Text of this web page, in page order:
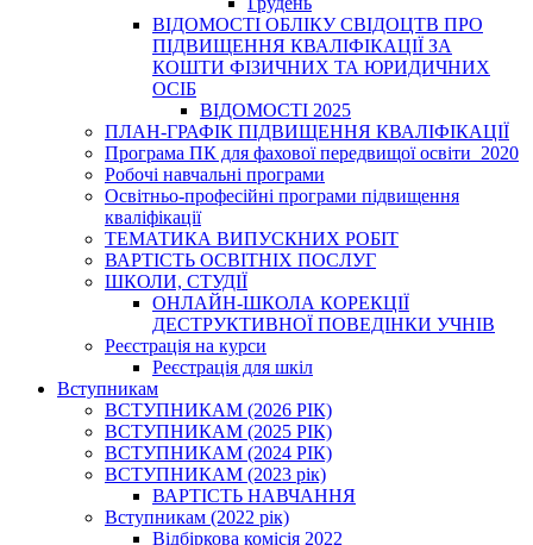
ВІДОМОСТІ ОБЛІКУ СВІДОЦТВ ПРО
ПІДВИЩЕННЯ КВАЛІФІКАЦІЇ ЗА
КОШТИ ФІЗИЧНИХ ТА ЮРИДИЧНИХ
ОСІБ
ВІДОМОСТІ 2025
ПЛАН-ГРАФІК ПІДВИЩЕННЯ КВАЛІФІКАЦІЇ
Програма ПК для фахової передвищої освіти_2020
Робочі навчальні програми
Освітньо-професійні програми підвищення
кваліфікації
ТЕМАТИКА ВИПУСКНИХ РОБІТ
ВАРТІСТЬ ОСВІТНІХ ПОСЛУГ
ШКОЛИ, СТУДІЇ
ОНЛАЙН-ШКОЛА КОРЕКЦІЇ
ДЕСТРУКТИВНОЇ ПОВЕДІНКИ УЧНІВ
Реєстрація на курси
Реєстрація для шкіл
Вступникам
ВСТУПНИКАМ (2026 РІК)
ВСТУПНИКАМ (2025 РІК)
ВСТУПНИКАМ (2024 РІК)
ВСТУПНИКАМ (2023 рік)
ВАРТІСТЬ НАВЧАННЯ
Вступникам (2022 рік)
Відбіркова комісія 2022